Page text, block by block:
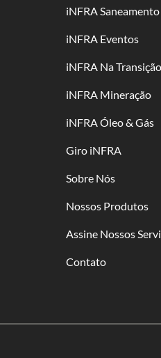
iNFRA Saneamento
iNFRA Eventos
iNFRA Na Transição
iNFRA Mineração
iNFRA Óleo & Gás
Giro iNFRA
Sobre Nós
Nossos Produtos
Assine Nossos
Contato